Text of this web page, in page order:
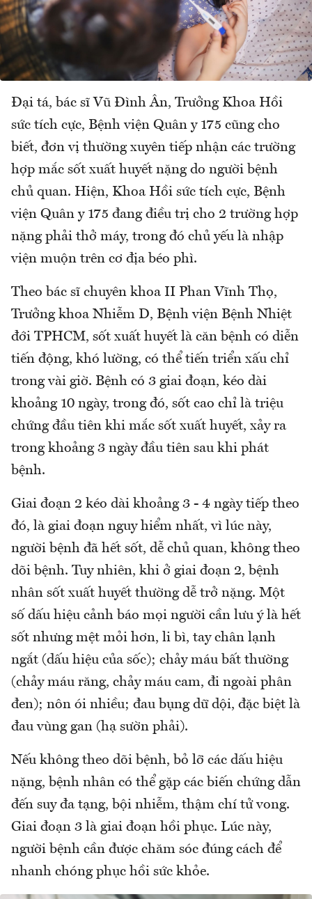
Đại tá, bác sĩ Vũ Đình Ân, Trưởng Khoa Hồi
sức tích cực, Bệnh viện Quân y 175 cũng cho
biết, đơn vị thường xuyên tiếp nhận các trường
hợp mắc sốt xuất huyết nặng do người bệnh
chủ quan. Hiện, Khoa Hồi sức tích cực, Bệnh
viện Quân y 175 đang điều trị cho 2 trường hợp
nặng phải thở máy, trong đó chủ yếu là nhập
viện muộn trên cơ địa béo phì.
Theo bác sĩ chuyên khoa II Phan Vĩnh Thọ,
Trưởng khoa Nhiễm D, Bệnh viện Bệnh Nhiệt
đới TPHCM, sốt xuất huyết là căn bệnh có diễn
tiến động, khó lường, có thể tiến triển xấu chỉ
trong vài giờ. Bệnh có 3 giai đoạn, kéo dài
khoảng 10 ngày, trong đó, sốt cao chỉ là triệu
chứng đầu tiên khi mắc sốt xuất huyết, xảy ra
trong khoảng 3 ngày đầu tiên sau khi phát
bệnh.
Giai đoạn 2 kéo dài khoảng 3 - 4 ngày tiếp theo
đó, là giai đoạn nguy hiểm nhất, vì lúc này,
người bệnh đã hết sốt, dễ chủ quan, không theo
dõi bệnh. Tuy nhiên, khi ở giai đoạn 2, bệnh
nhân sốt xuất huyết thường dễ trở nặng. Một
số dấu hiệu cảnh báo mọi người cần lưu ý là hết
sốt nhưng mệt mỏi hơn, li bì, tay chân lạnh
ngắt (dấu hiệu của sốc); chảy máu bất thường
(chảy máu răng, chảy máu cam, đi ngoài phân
đen); nôn ói nhiều; đau bụng dữ dội, đặc biệt là
đau vùng gan (hạ sườn phải).
Nếu không theo dõi bệnh, bỏ lỡ các dấu hiệu
nặng, bệnh nhân có thể gặp các biến chứng dẫn
đến suy đa tạng, bội nhiễm, thậm chí tử vong.
Giai đoạn 3 là giai đoạn hồi phục. Lúc này,
người bệnh cần được chăm sóc đúng cách để
nhanh chóng phục hồi sức khỏe.